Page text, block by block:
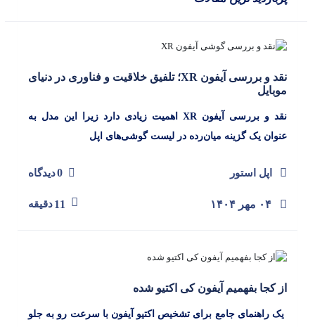
نقد و بررسی آیفون XR؛ تلفیق خلاقیت و فناوری در دنیای
موبایل
نقد و بررسی آیفون XR اهمیت زیادی دارد زیرا این مدل به
عنوان یک گزینه میان‌رده در لیست گوشی‌های اپل
اپل استور 0دیدگاه
۰۴ مهر ۱۴۰۴ 11دقیقه
از کجا بفهمیم آیفون کی اکتیو شده
یک راهنمای جامع برای تشخیص اکتیو آیفون با سرعت رو به جلو